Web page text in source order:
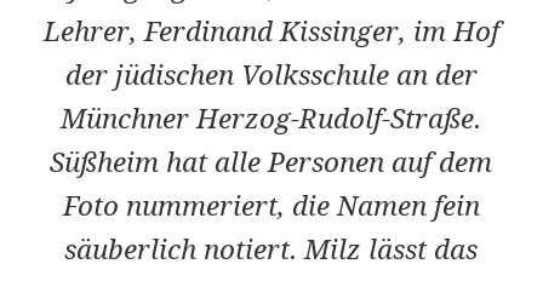
Lehrer, Ferdinand Kissinger, im Hof
der jüdischen Volksschule an der
Münchner Herzog-Rudolf-Straße.
Süßheim hat alle Personen auf dem
Foto nummeriert, die Namen fein
säuberlich notiert. Milz lässt das